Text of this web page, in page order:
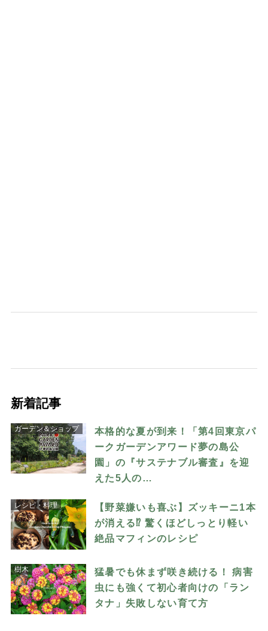
新着記事
ガーデン＆ショップ
本格的な夏が到来！「第4回東京パ
ークガーデンアワード夢の島公
園」の『サステナブル審査』を迎
えた5人の…
レシピ・料理
【野菜嫌いも喜ぶ】ズッキーニ1本
が消える⁉︎ 驚くほどしっとり軽い
絶品マフィンのレシピ
樹木
猛暑でも休まず咲き続ける！ 病害
虫にも強くて初心者向けの「ラン
タナ」失敗しない育て方